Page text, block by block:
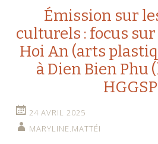
Émission sur
culturels : focus sur
Hoi An (arts
à Dien Bien Phu
24 AVRIL 2025
MARYLINE.MATTÉI